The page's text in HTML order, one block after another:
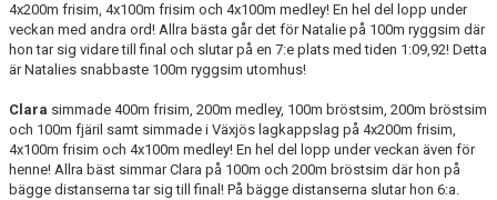
4x200m frisim, 4x100m frisim och 4x100m medley! En hel del lopp under
veckan med andra ord! Allra bästa går det för Natalie på 100m ryggsim där
hon tar sig vidare till final och slutar på en 7:e plats med tiden 1:09,92! Detta
är Natalies snabbaste 100m ryggsim utomhus!
Clara simmade 400m frisim, 200m medley, 100m bröstsim, 200m bröstsim
och 100m fjäril samt simmade i Växjös lagkappslag på 4x200m frisim,
4x100m frisim och 4x100m medley! En hel del lopp under veckan även för
henne! Allra bäst simmar Clara på 100m och 200m bröstsim där hon på
bägge distanserna tar sig till final! På bägge distanserna slutar hon 6:a.